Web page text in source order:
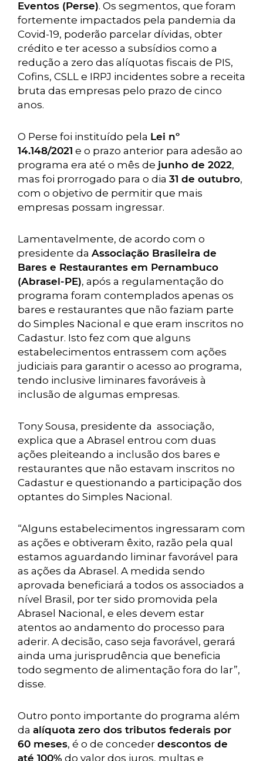
Eventos (Perse). Os segmentos, que foram
fortemente impactados pela pandemia da
Covid-19, poderão parcelar dívidas, obter
crédito e ter acesso a subsídios como a
redução a zero das alíquotas fiscais de PIS,
Cofins, CSLL e IRPJ incidentes sobre a receita
bruta das empresas pelo prazo de cinco
anos.
O Perse foi instituído pela Lei nº
14.148/2021 e o prazo anterior para adesão ao
programa era até o mês de junho de 2022,
mas foi prorrogado para o dia 31 de outubro,
com o objetivo de permitir que mais
empresas possam ingressar.
Lamentavelmente, de acordo com o
presidente da Associação Brasileira de
Bares e Restaurantes em Pernambuco
(Abrasel-PE), após a regulamentação do
programa foram contemplados apenas os
bares e restaurantes que não faziam parte
do Simples Nacional e que eram inscritos no
Cadastur. Isto fez com que alguns
estabelecimentos entrassem com ações
judiciais para garantir o acesso ao programa,
tendo inclusive liminares favoráveis à
inclusão de algumas empresas.
Tony Sousa, presidente da associação,
explica que a Abrasel entrou com duas
ações pleiteando a inclusão dos bares e
restaurantes que não estavam inscritos no
Cadastur e questionando a participação dos
optantes do Simples Nacional.
“Alguns estabelecimentos ingressaram com
as ações e obtiveram êxito, razão pela qual
estamos aguardando liminar favorável para
as ações da Abrasel. A medida sendo
aprovada beneficiará a todos os associados a
nível Brasil, por ter sido promovida pela
Abrasel Nacional, e eles devem estar
atentos ao andamento do processo para
aderir. A decisão, caso seja favorável, gerará
ainda uma jurisprudência que beneficia
todo segmento de alimentação fora do lar”,
disse.
Outro ponto importante do programa além
da alíquota zero dos tributos federais por
60 meses, é o de conceder descontos de
até 100% do valor dos juros, multas e